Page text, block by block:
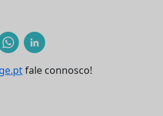
fale connosco!